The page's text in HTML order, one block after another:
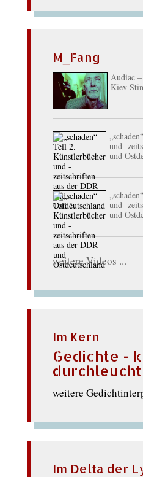
M_Fang
Audiac
Kiev
und -
und
und -
und
weitere Videos ...
Im Kern
Gedichte -
weitere
Im Delta der